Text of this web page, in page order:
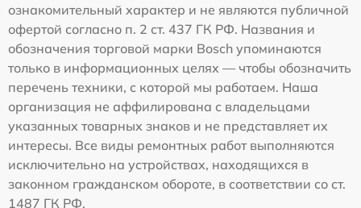
ознакомительный характер и не являются публичной
офертой согласно п. 2 ст. 437 ГК РФ. Названия и
обозначения торговой марки Bosch упоминаются
только в информационных целях — чтобы обозначить
перечень техники, с которой мы работаем. Наша
организация не аффилирована с владельцами
указанных товарных знаков и не представляет их
интересы. Все виды ремонтных работ выполняются
исключительно на устройствах, находящихся в
законном гражданском обороте, в соответствии со ст.
1487 ГК РФ.